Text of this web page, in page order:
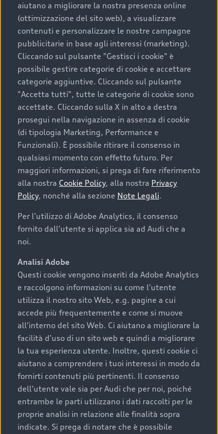
La qualità di acquistare
un’auto usata Audi
Scegliere un’auto usata è una decisione che coniuga
convenienza, affidabilità e sostenibilità. Per fare un
acquisto sicuro, è essenziale considerare aspetti
determinanti come la garanzia inclusa e l’affidabilità del
marchio. Audi offre l’auto usata perfetta tramite Audi
Prima Scelta :plus
Cosa sapere prima di
acquistare la tua prossima
auto
I requisiti fondamentali da considerare prima di
acquistare un’auto usata, oltre al prezzo e all'aspetto,
chilometraggio: un valore contenuto corrisponde a
uno stato migliore del veicolo e a una maggiore
durata nel tempo;
cronologia dei tagliandi: una documentazione
completa della vettura certifica una manutenzione
costante e accurata;
condizioni della carrozzeria e degli interni: una
buona conservazione evidenzia cura e attenzione del
precedente proprietario;
efficienza meccanica: motore, trasmissione e
componenti principali in ottimo stato garantiscono
prestazioni affidabili e sicure.
aiutano a migliorare la nostra presenza online
(ottimizzazione del sito web), a visualizzare
contenuti e personalizzare le nostre campagne
pubblicitarie in base agli interessi (marketing).
Cliccando sul pulsante "Gestisci i cookie" è
possibile gestire categorie di cookie e accettare
categorie aggiuntive. Cliccando sul pulsante
"Accetta tutti", tutte le categorie di cookie sono
accettate. Cliccando sulla X in alto a destra
prosegui nella navigazione in assenza di cookie
(di tipologia Marketing, Performance e
Funzionali). È possibile ritirare il consenso in
qualsiasi momento con effetto futuro. Per
maggiori informazioni, si prega di fare riferimento
alla nostra Cookie Policy, alla nostra Privacy
Policy, nonché alla sezione Note Legali.
Per l'utilizzo di Adobe Analytics, il consenso
fornito dall'utente si applica sia ad Audi che a
noi.
Analisi Adobe
Questi cookie vengono inseriti da Adobe Analytics
e raccolgono informazioni su come l'utente
utilizza il nostro sito Web, e.g. pagine a cui
accede più frequentemente e come si muove
all'interno del sito Web. Ci aiutano a migliorare la
facilità d'uso di un sito web e quindi a migliorare
la tua esperienza utente. Inoltre, questi cookie ci
aiutano a comprendere i tuoi interessi in modo da
fornirti contenuti più pertinenti. Il consenso
dell'utente vale sia per Audi che per noi, poiché
entrambe le parti utilizzano i dati raccolti per le
proprie analisi in relazione alle finalità sopra
indicate. Si prega di notare che è possibile